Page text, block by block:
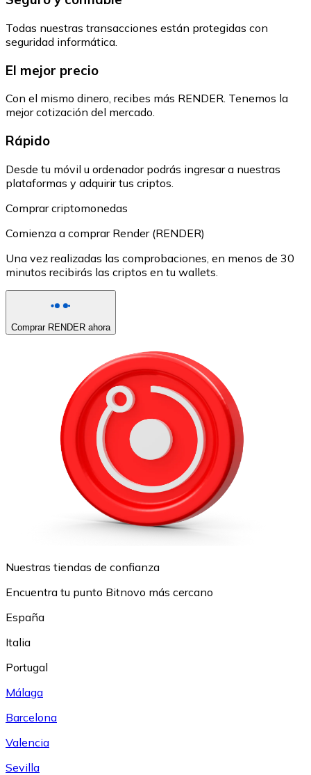
Todas nuestras transacciones están protegidas con
seguridad informática.
El mejor precio
Con el mismo dinero, recibes más RENDER. Tenemos la
mejor cotización del mercado.
Rápido
Desde tu móvil u ordenador podrás ingresar a nuestras
plataformas y adquirir tus criptos.
Comprar criptomonedas
Comienza a comprar Render (RENDER)
Una vez realizadas las comprobaciones, en menos de 30
minutos recibirás las criptos en tu wallets.
Comprar RENDER ahora
Nuestras tiendas de confianza
Encuentra tu punto Bitnovo más cercano
España
Italia
Portugal
Málaga
Barcelona
Valencia
Sevilla